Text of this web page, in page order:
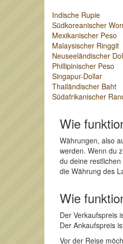
Indische Rupie
Südkoreanischer Won
Mexikanischer Peso
Malaysischer Ringgit
Neuseeländischer
Phillipinischer Peso
Singapur-Dollar
Thailändischer Baht
Südafrikanischer
Wie
Währungen, also
werden. Wenn du
du deine
die Währung des
Wie
Der Verkaufspreis
Der Ankaufspreis
Vor der Reise